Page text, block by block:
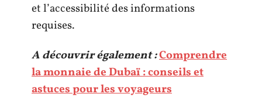
et l’accessibilité des informations
requises.
A découvrir également :Comprendre
la monnaie de Dubaï : conseils et
astuces pour les voyageurs